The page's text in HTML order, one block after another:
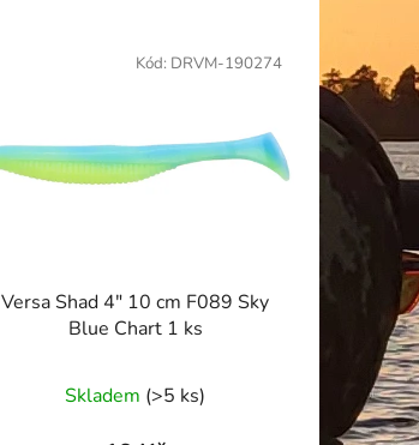
Versa Shad 4" 10 cm F089 Sky
Blue Chart 1 ks
Skladem (>5 ks)
Kód: DRVM-190274